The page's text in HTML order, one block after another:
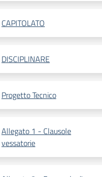
CAPITOLATO
DISCIPLINARE
Progetto Tecnico
Allegato 1 - Clausole
vessatorie